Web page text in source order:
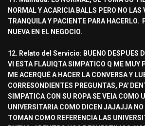
NORMAL Y ACARICIA BALLS PERO NO LAS
TRANQUILA Y PACIENTE PARA HACERLO.
NUEVA EN EL NEGOCIO.
12. Relato del Servicio: BUENO DESPUES
VI ESTA FLAUIQTA SIMPATICO Q ME MUY
ME ACERQUÉ A HACER LA CONVERSA Y
CORRESONDIENTES PREGUNTAS, PA'
SIMPATICA CON SU ROPA SE VEIA COMO
UNIVERSITARIA COMO DICEN JAJAJJA NO
TOMAN COMO REFERENCIA LAS